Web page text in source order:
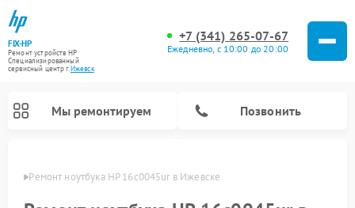
FIX-HP
Ремонт устройств HP
Специализированный
cервисный центр г.Ижевск
+7 (341) 265-07-67
Ежедневно, с 10:00 до 20:00
Мы ремонтируем Позвонить
Ремонт ноутбука HP 16c0045ur в Ижевске